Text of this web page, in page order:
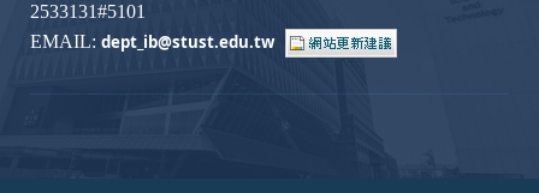
2533131#5101
EMAIL: dept_ib@stust.edu.tw